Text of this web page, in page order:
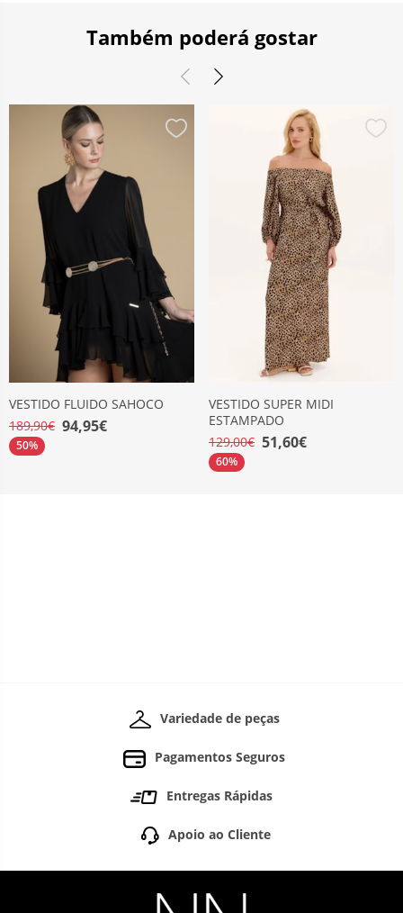
Também poderá gostar
VESTIDO FLUIDO SAHOCO
189,90€ 94,95€
50%
VESTIDO SUPER MIDI
ESTAMPADO
129,00€ 51,60€
60%
Variedade de peças
Pagamentos Seguros
Entregas Rápidas
Apoio ao Cliente